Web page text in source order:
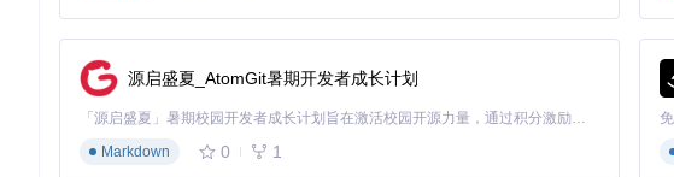
"det_db_box_thresh" : 0.6,
"rec_char_dict_path"
result = ocr(
'python/tests/test_files/black_font_color_transparent.png'
源启盛夏_AtomGit暑期开发者成长计划
「源启盛夏」暑期校园开发者成长计划旨在激活校园开源力量，通过积分激励、认证扶持、资源倾斜等形式，引导高校组织和开发者完成「入驻 — 建项目 — 做贡献 — 获认证 — 得资源」的完整闭环。无论你是想带领社团入驻平台的组织者，还是希望用代码贡献证明自己的开发者，都能在这里找到属于你的成长路径。
Markdown
0 1